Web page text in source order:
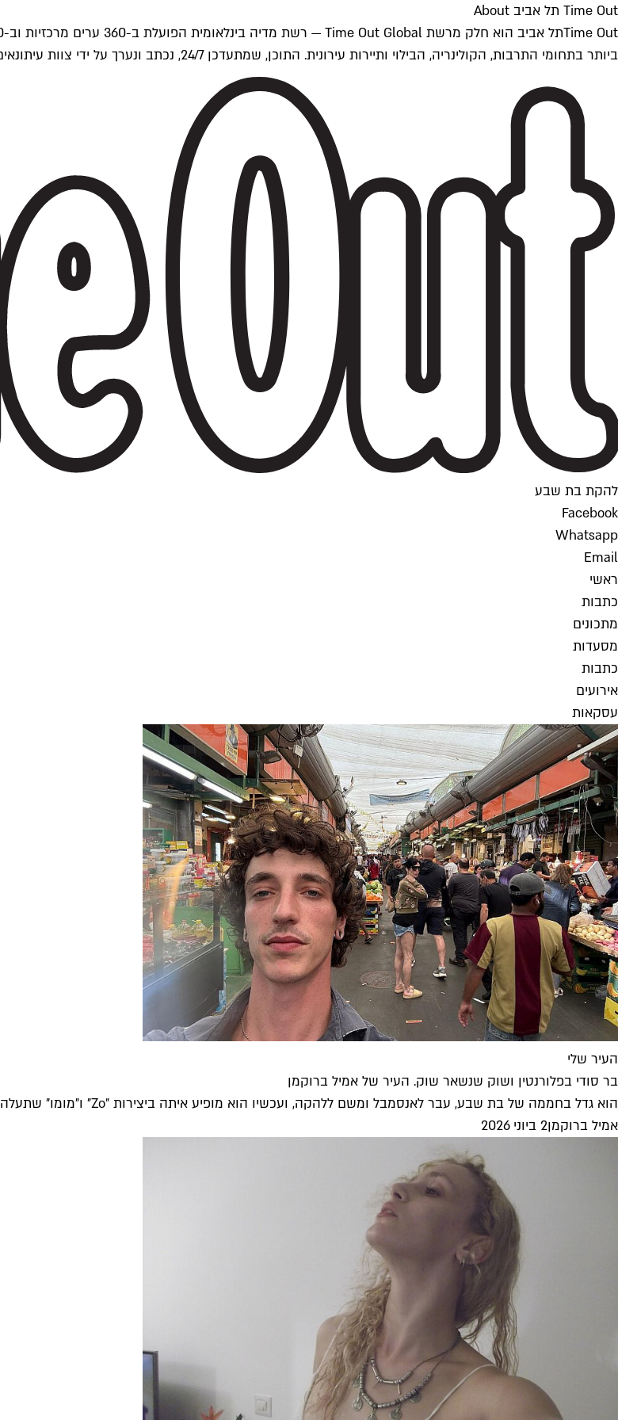
Time Out תל אביב About
ביותר בתחומי התרבות, הקולינריה, הבילוי ותיירות עירונית. התוכן, שמתעדכן 24/7, נכתב ונערך על ידי צוות עיתונאים מקצועי מקומי בישראל, בהתאם לסטנדרטים של Time Out העולמית.
להקת בת שבע
Facebook
Whatsapp
Email
ראשי
כתבות
מתכונים
מסעדות
כתבות
אירועים
עסקאות
העיר שלי
בר סודי בפלורנטין ושוק שנשאר שוק. העיר של אמיל ברוקמן
הוא גדל בחממה של בת שבע, עבר לאנסמבל ומשם ללהקה, ועכשיו הוא מופיע איתה ביצירות ״Zo״ ו״מומו״ שתעלה החודש במרכז דוהל...
אמיל ברוקמן2 ביוני 2026